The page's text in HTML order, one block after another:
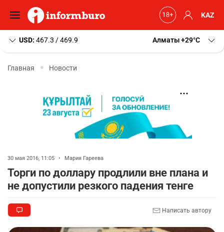
KAZ
USD: 467.3 / 469.9 Алматы+29 C
Главная Новости
30 мая 2016, 11:05 • Мария Гареева
Торги по доллару продлили вне плана и
не допустили резкого падения тенге
Написать автору